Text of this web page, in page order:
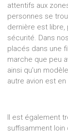
attentifs aux
personnes se
dernière est
sécurité. Dans
placés dans une
marche que peu
ainsi qu'un
autre avion est
Il est également
suffisamment